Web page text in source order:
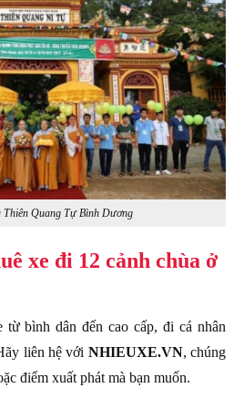
Thiên Quang Tự Bình Dương
xe đi 12 cảnh chùa ở
từ bình dân đến cao cấp, đi cá nhân
liên hệ với NHIEUXE.VN, chúng
điểm xuất phát mà bạn muốn.